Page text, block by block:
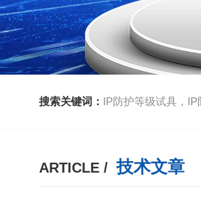
搜索关键词： IP防护等级试具，
ARTICLE / 技术文章